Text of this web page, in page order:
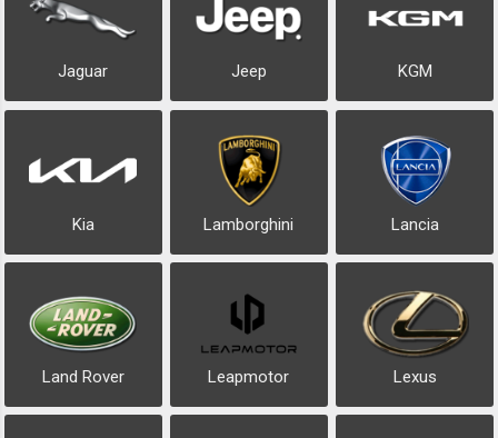
Jaguar Jeep KGM
Kia Lamborghini Lancia
Land Rover Leapmotor Lexus